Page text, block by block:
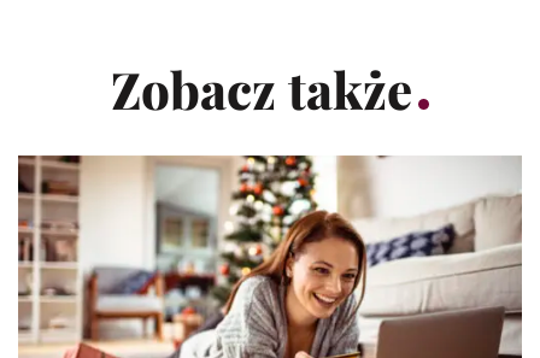
Zobacz także